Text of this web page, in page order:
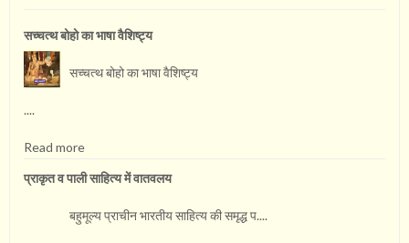
सच्चत्थ बोहो का भाषा वै​शिष्ट्य
सच्चत्थ बोहो का भाषा वै​शिष्ट्य
....
Read more
प्राकृत व पाली साहित्य में वातवलय
बहुमूल्य प्राचीन भारतीय साहित्य की समृद्ध प....